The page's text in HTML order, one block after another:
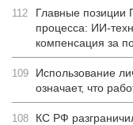
112
Главные позиции
процесса: ИИ-
компенсация за
109
Использование
означает, что
108
КС РФ